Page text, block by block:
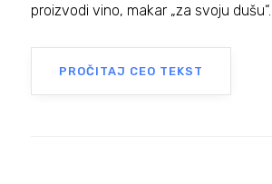
proizvodi vino, makar „za svoju dušu“....
PROČITAJ CEO TEKST